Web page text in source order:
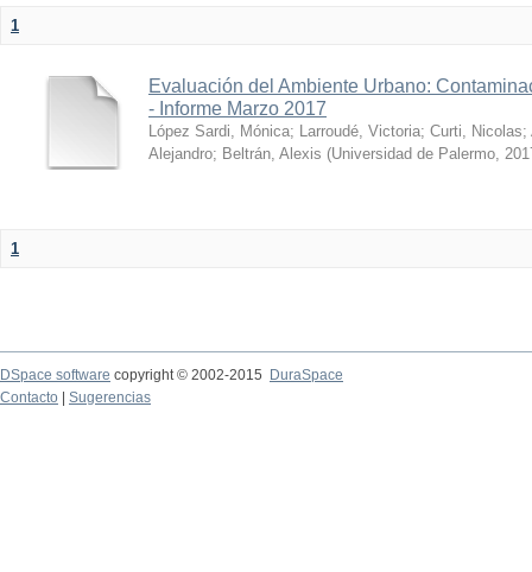
1
Evaluación del Ambiente Urbano:
- Informe Marzo 2017
López Sardi, Mónica; Larroudé, Victoria; Curti, Nicolas;
Alejandro; Beltrán, Alexis (Universidad de Palermo,
1
DSpace software copyright © 2002-2015
DuraSpace
Contacto
Sugerencias